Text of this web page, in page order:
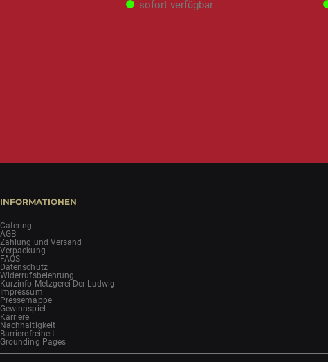
sofort verfügbar
INFORMATIONEN
Catering
AGB
Zahlung und Versand
Verpackung
FAQS
Datenschutz
Widerrufsbelehrung
Kurzinfo Metzgerei Der Ludwig
Impressum
Pressemappe
Gewinnspiel
Karriere
Nachhaltigkeit
Barrierefreiheit
Grounding Pages